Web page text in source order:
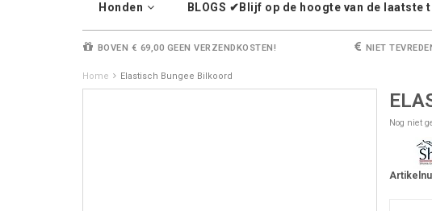
Honden BLOGS ✔Blijf op de hoogte van de
BOVEN € 69,00 GEEN VERZENDKOSTEN! NIET
Home Elastisch Bungee Bilkoord
Nog niet